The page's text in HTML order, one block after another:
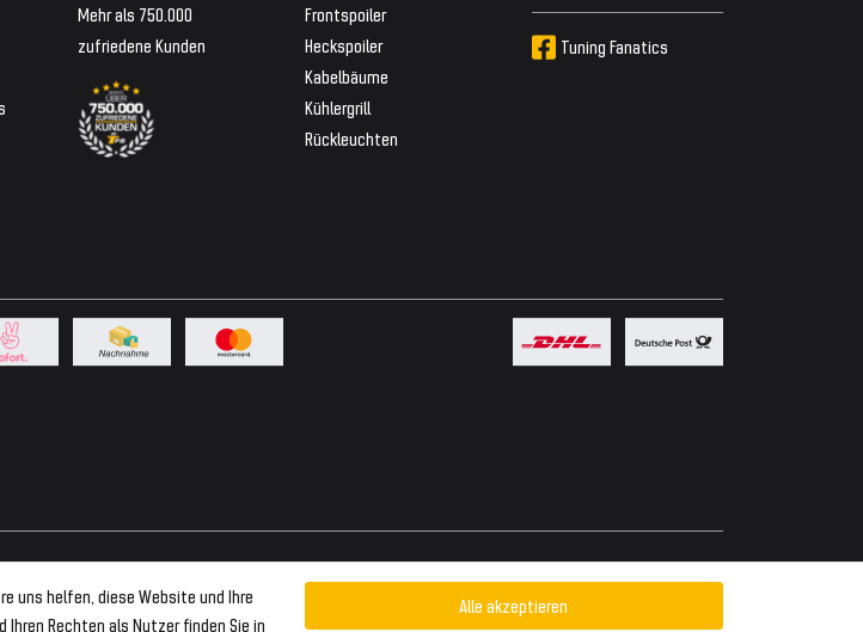
uns helfen, diese Website und Ihre
Rechten als Nutzer finden Sie in
Alle akzeptieren
Mehr als 750.000
zufriedene Kunden
Frontspoiler
Heckspoiler
Kabelbäume
Kühlergrill
Rückleuchten
Tuning Fanatics
Powered by